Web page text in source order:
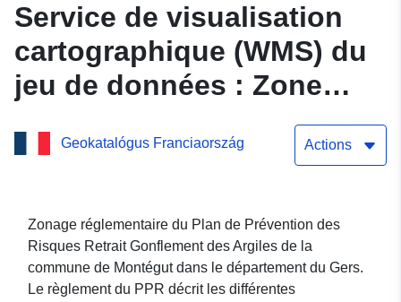
Service de visualisation
cartographique (WMS) du
jeu de données : Zone
réglementée du PPRGA de
la commune de Montégut
Geokatalógus Franciaország Actions
Zonage réglementaire du Plan de Prévention des
Risques Retrait Gonflement des Argiles de la
commune de Montégut dans le département du Gers.
Le règlement du PPR décrit les différentes